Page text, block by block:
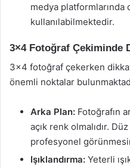
medya
kullanılabilmektedir.
3×4 Fotoğraf Çekiminde
3×4 fotoğraf çekerken
önemli noktalar
Arka Plan: Fotoğrafın
açık renk olmalıdır.
profesyonel
Işıklandırma: Yeterli